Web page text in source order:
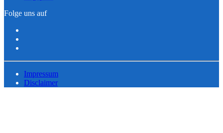
Folge uns auf
Impressum
Disclaimer